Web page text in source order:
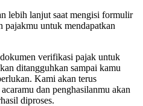
lebih lanjut saat mengisi formulir
untuk mendapatkan
verifikasi pajak untuk
ditangguhkan sampai kamu
Kami akan terus
dan penghasilanmu akan
diproses.